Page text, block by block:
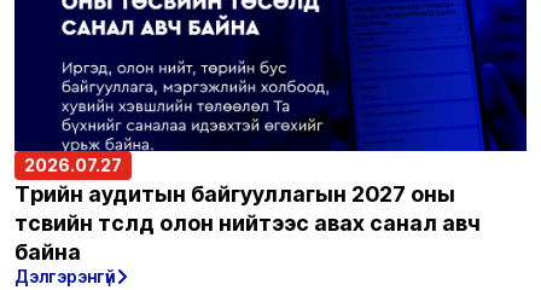
2026.07.27
Төрийн аудитын байгууллагын 2027 оны
төсвийн төсөлд олон нийтээс авах санал авч
байна
Дэлгэрэнгүй